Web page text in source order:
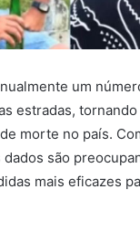
um
estradas,
morte no país.
são
mais eficazes